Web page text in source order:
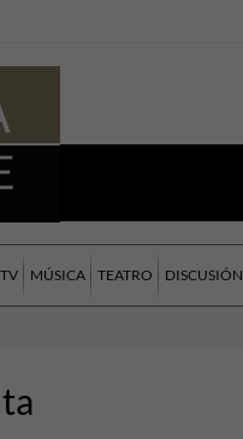
MÚSICA TEATRO DISCUSIÓN